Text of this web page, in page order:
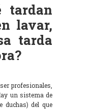
tardan
lavar,
tarda
profesionales,
un sistema de
duchas) del que